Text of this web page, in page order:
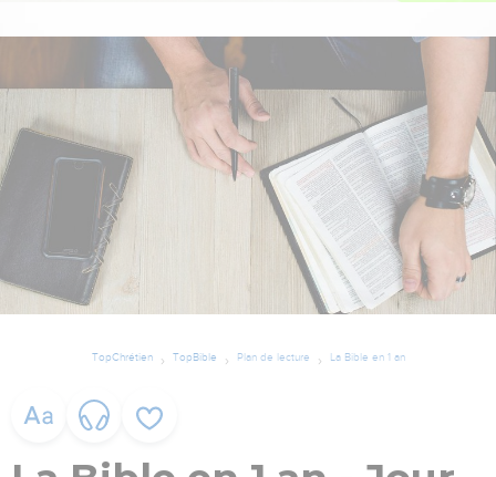
TopChrétien TopBible Plan de lecture La Bible en 1 an